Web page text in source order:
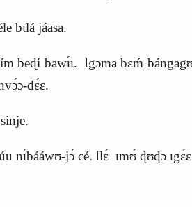
bɩlá jáasa.
beɖi bawɩ́ɩ. Ɩgɔma bɛḿ
dɛ́ɛ.
nɩ́bááwʊ-jɔ́ cé. Ɩlɛ́ ɩmʊ́ ɖʊɖɔ